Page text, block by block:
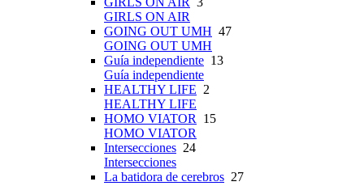
GIRLS ON AIR
GOING OUT UMH 47
GOING OUT UMH
Guía independiente 13
Guía independiente
HEALTHY LIFE 2
HEALTHY LIFE
HOMO VIATOR 15
HOMO VIATOR
Intersecciones 24
Intersecciones
La batidora de cerebros 27